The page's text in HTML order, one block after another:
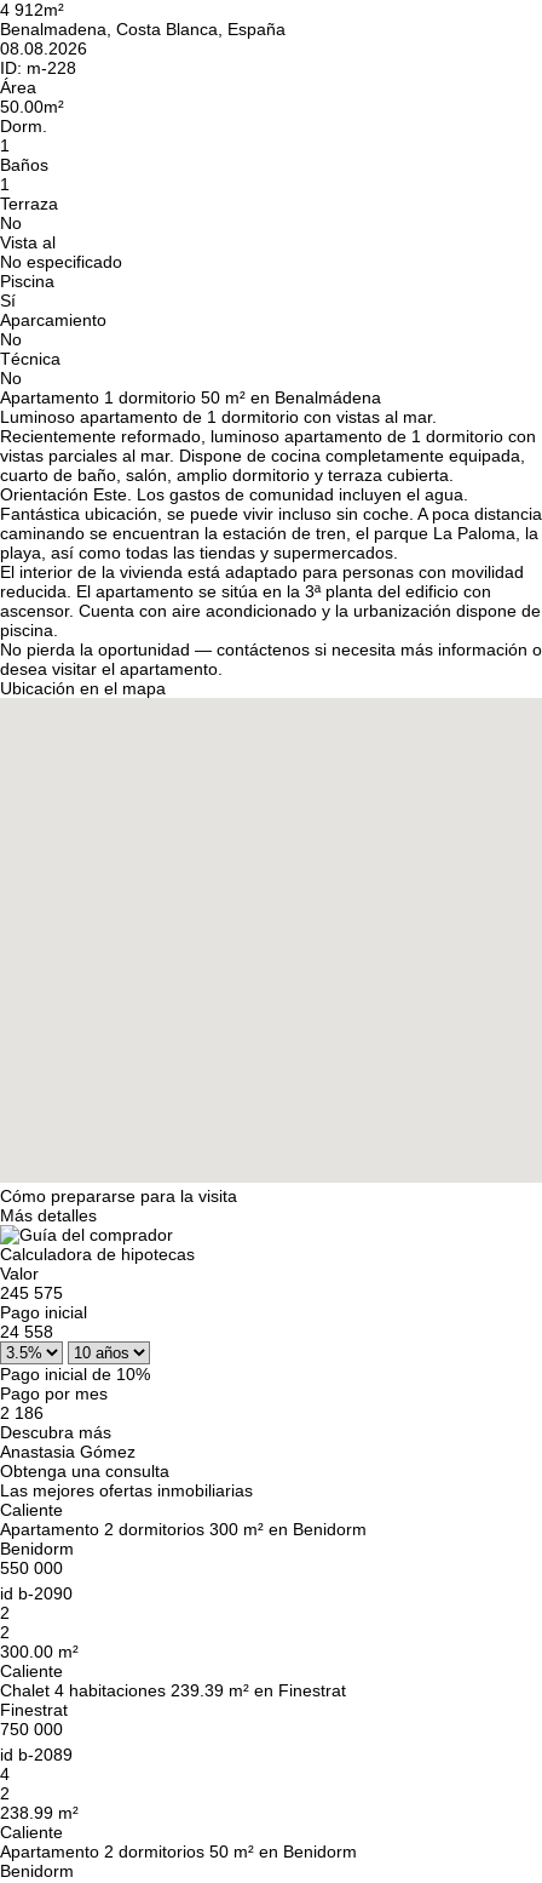
4 912m²
Benalmadena, Costa Blanca, España
08.08.2026
ID: m-228
Área
50.00m²
Dorm.
1
Baños
1
Terraza
No
Vista al
No especificado
Piscina
Sí
Aparcamiento
No
Técnica
No
Apartamento 1 dormitorio 50 m² en Benalmádena
Luminoso apartamento de 1 dormitorio con vistas al mar.
Recientemente reformado, luminoso apartamento de 1 dormitorio con
vistas parciales al mar. Dispone de cocina completamente equipada,
cuarto de baño, salón, amplio dormitorio y terraza cubierta.
Orientación Este. Los gastos de comunidad incluyen el agua.
Fantástica ubicación, se puede vivir incluso sin coche. A poca distancia
caminando se encuentran la estación de tren, el parque La Paloma, la
playa, así como todas las tiendas y supermercados.
El interior de la vivienda está adaptado para personas con movilidad
reducida. El apartamento se sitúa en la 3ª planta del edificio con
ascensor. Cuenta con aire acondicionado y la urbanización dispone de
piscina.
No pierda la oportunidad — contáctenos si necesita más información o
desea visitar el apartamento.
Ubicación en el mapa
Cómo prepararse para la visita
Más detalles
Calculadora de hipotecas
Valor
245 575
Pago inicial
24 558
Pago inicial de 10%
Pago por mes
2 186
Descubra más
Anastasia Gómez
Obtenga una consulta
Las mejores ofertas inmobiliarias
Caliente
Apartamento 2 dormitorios 300 m² en Benidorm
Benidorm
550 000
id b-2090
2
2
300.00 m²
Caliente
Chalet 4 habitaciones 239.39 m² en Finestrat
Finestrat
750 000
id b-2089
4
2
238.99 m²
Caliente
Apartamento 2 dormitorios 50 m² en Benidorm
Benidorm